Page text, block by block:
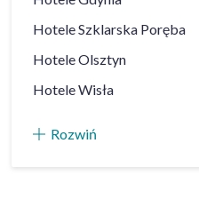
HoteleSzklarska Poręba
HoteleOlsztyn
HoteleWisła
Rozwiń